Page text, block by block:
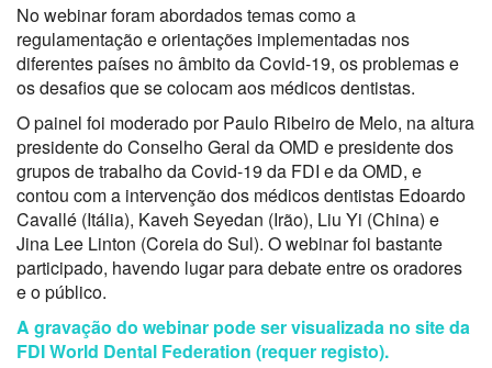
No webinar foram abordados temas como a
regulamentação e orientações implementadas nos
diferentes países no âmbito da Covid-19, os problemas e
os desafios que se colocam aos médicos dentistas.
O painel foi moderado por Paulo Ribeiro de Melo, na altura
presidente do Conselho Geral da OMD e presidente dos
grupos de trabalho da Covid-19 da FDI e da OMD, e
contou com a intervenção dos médicos dentistas Edoardo
Cavallé (Itália), Kaveh Seyedan (Irão), Liu Yi (China) e
Jina Lee Linton (Coreia do Sul). O webinar foi bastante
participado, havendo lugar para debate entre os oradores
e o público.
A gravação do webinar pode ser visualizada no site da
FDI World Dental Federation (requer registo).